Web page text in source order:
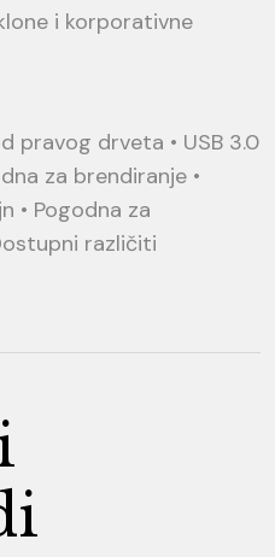
i korporativne
pravog drveta • USB 3.0
za brendiranje •
• Pogodna za
različiti